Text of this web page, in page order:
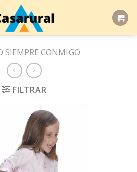
SIEMPRE CONMIGO
FILTRAR